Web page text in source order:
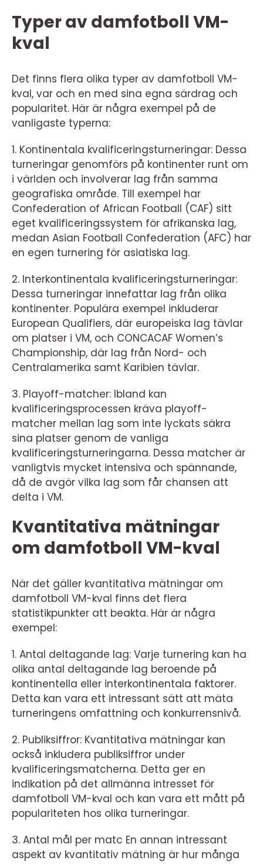
Typer av damfotboll VM-
kval
Det finns flera olika typer av damfotboll VM-
kval, var och en med sina egna särdrag och
popularitet. Här är några exempel på de
vanligaste typerna:
1. Kontinentala kvalificeringsturneringar: Dessa
turneringar genomförs på kontinenter runt om
i världen och involverar lag från samma
geografiska område. Till exempel har
Confederation of African Football (CAF) sitt
eget kvalificeringssystem för afrikanska lag,
medan Asian Football Confederation (AFC) har
en egen turnering för asiatiska lag.
2. Interkontinentala kvalificeringsturneringar:
Dessa turneringar innefattar lag från olika
kontinenter. Populära exempel inkluderar
European Qualifiers, där europeiska lag tävlar
om platser i VM, och CONCACAF Women’s
Championship, där lag från Nord- och
Centralamerika samt Karibien tävlar.
3. Playoff-matcher: Ibland kan
kvalificeringsprocessen kräva playoff-
matcher mellan lag som inte lyckats säkra
sina platser genom de vanliga
kvalificeringsturneringarna. Dessa matcher är
vanligtvis mycket intensiva och spännande,
då de avgör vilka lag som får chansen att
delta i VM.
Kvantitativa mätningar
om damfotboll VM-kval
När det gäller kvantitativa mätningar om
damfotboll VM-kval finns det flera
statistikpunkter att beakta. Här är några
exempel:
1. Antal deltagande lag: Varje turnering kan ha
olika antal deltagande lag beroende på
kontinentella eller interkontinentala faktorer.
Detta kan vara ett intressant sätt att mäta
turneringens omfattning och konkurrensnivå.
2. Publiksiffror: Kvantitativa mätningar kan
också inkludera publiksiffror under
kvalificeringsmatcherna. Detta ger en
indikation på det allmänna intresset för
damfotboll VM-kval och kan vara ett mått på
populariteten hos olika turneringar.
3. Antal mål per matc En annan intressant
aspekt av kvantitativ mätning är hur många